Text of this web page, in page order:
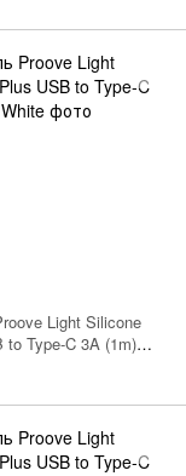
Light Silicone
to Type-C 3A (1m)